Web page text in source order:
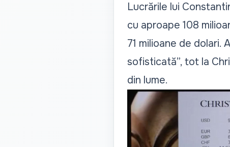
Lucrările lui
cu aproape 108
71 milioane de dolari.
sofisticată”, tot la
din lume.